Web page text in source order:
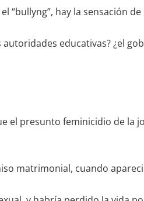
hay la sensación
educativas? ¿el
el presunto feminicidio de la
matrimonial, cuando